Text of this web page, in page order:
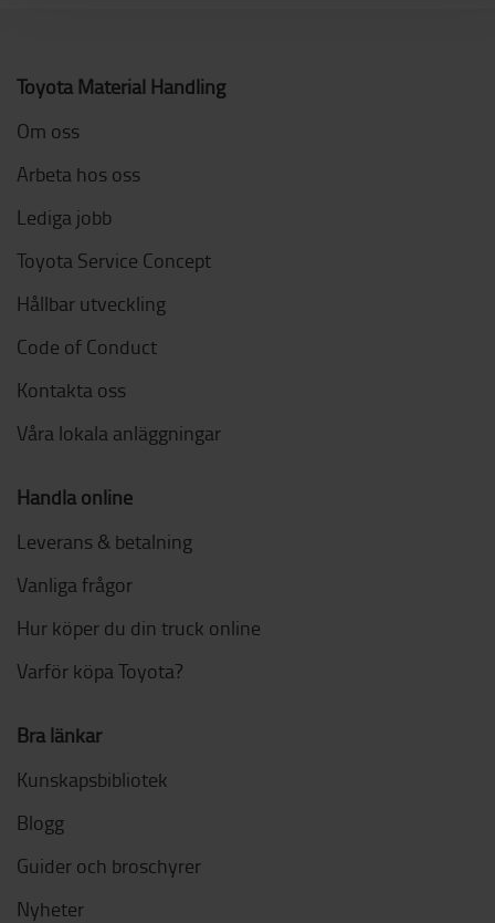
Toyota Material Handling
Om oss
Arbeta hos oss
Lediga jobb
Toyota Service Concept
Hållbar utveckling
Code of Conduct
Kontakta oss
Våra lokala anläggningar
Handla online
Leverans & betalning
Vanliga frågor
Hur köper du din truck online
Varför köpa Toyota?
Bra länkar
Kunskapsbibliotek
Blogg
Guider och broschyrer
Nyheter